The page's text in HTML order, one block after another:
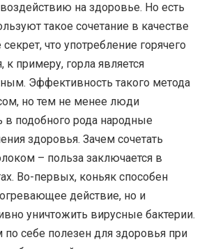
на здоровье. Но есть
такое сочетание в качестве
что употребление горячего
к примеру, горла является
Эффективность такого метода
но тем не менее люди
подобного рода народные
здоровья. Зачем сочетать
– польза заключается в
Во-первых, коньяк способен
действие, но и
уничтожить вирусные бактерии.
себе полезен для здоровья при